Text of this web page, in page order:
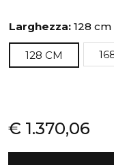
Larghezza: 128 cm
128 CM
€ 1.370,06